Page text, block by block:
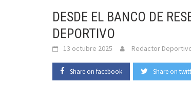
DESDE EL BANCO DE
DEPORTIVO
13 octubre 2025 Redactor
Share on facebook Share on